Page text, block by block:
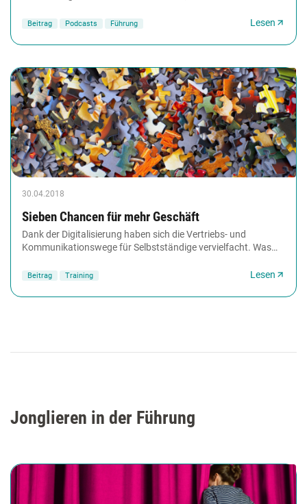
Beitrag Podcasts Führung Lesen
30.04.2018
Sieben Chancen für mehr Geschäft
Dank der Digitalisierung haben sich die Vertriebs- und
Kommunikationswege für Selbstständige vervielfacht. Was
Beitrag Training Lesen
Jonglieren in der Führung